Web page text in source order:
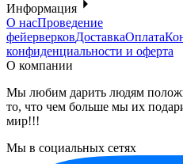
Информация
О насПроведение
фейерверковДоставкаОплата
конфиденциальности и оферта
О компании
Мы любим дарить людям
то, что чем больше мы их
мир!!!
Мы в социальных сетях